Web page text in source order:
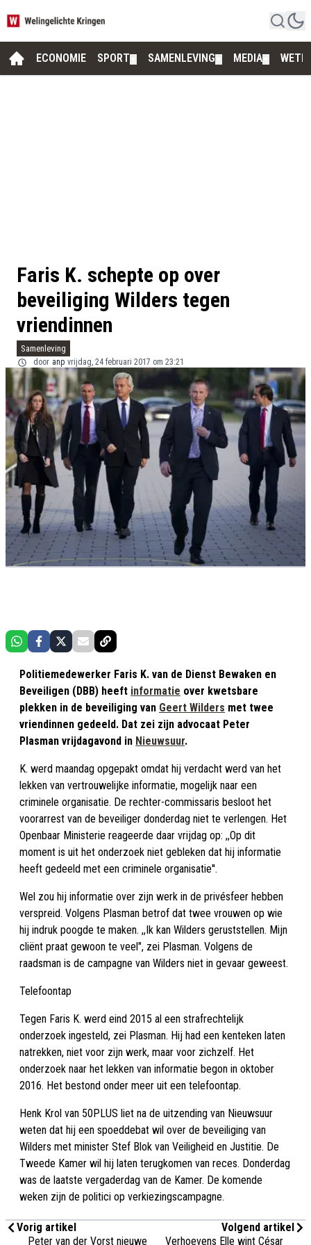
ECONOMIE SPORT SAMENLEVING MEDIA
Faris K. schepte op over
beveiliging Wilders tegen
vriendinnen
Samenleving
door anp vrijdag, 24 februari 2017 om 23:21
Politiemedewerker Faris K. van de Dienst Bewaken en
Beveiligen (DBB) heeft informatie over kwetsbare
plekken in de beveiliging van Geert Wilders met twee
vriendinnen gedeeld. Dat zei zijn advocaat Peter
Plasman vrijdagavond in Nieuwsuur.
K. werd maandag opgepakt omdat hij verdacht werd van het
lekken van vertrouwelijke informatie, mogelijk naar een
criminele organisatie. De rechter-commissaris besloot het
voorarrest van de beveiliger donderdag niet te verlengen. Het
Openbaar Ministerie reageerde daar vrijdag op: ,,Op dit
moment is uit het onderzoek niet gebleken dat hij informatie
heeft gedeeld met een criminele organisatie''.
Wel zou hij informatie over zijn werk in de privésfeer hebben
verspreid. Volgens Plasman betrof dat twee vrouwen op wie
hij indruk poogde te maken. ,,Ik kan Wilders geruststellen. Mijn
cliënt praat gewoon te veel", zei Plasman. Volgens de
raadsman is de campagne van Wilders niet in gevaar geweest.
Telefoontap
Tegen Faris K. werd eind 2015 al een strafrechtelijk
onderzoek ingesteld, zei Plasman. Hij had een kenteken laten
natrekken, niet voor zijn werk, maar voor zichzelf. Het
onderzoek naar het lekken van informatie begon in oktober
2016. Het bestond onder meer uit een telefoontap.
Henk Krol van 50PLUS liet na de uitzending van Nieuwsuur
weten dat hij een spoeddebat wil over de beveiliging van
Wilders met minister Stef Blok van Veiligheid en Justitie. De
Tweede Kamer wil hij laten terugkomen van reces. Donderdag
was de laatste vergaderdag van de Kamer. De komende
weken zijn de politici op verkiezingscampagne.
Vorig artikel
Peter van der Vorst nieuwe
Volgend artikel
Verhoevens Elle wint César